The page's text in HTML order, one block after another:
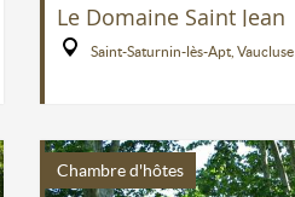
Le Domaine Saint Jean
Saint-Saturnin-lès-Apt, Vaucluse
Chambre d'hôtes